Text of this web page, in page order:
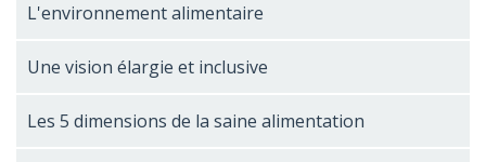
L'environnement alimentaire
Une vision élargie et inclusive
Les 5 dimensions de la saine alimentation